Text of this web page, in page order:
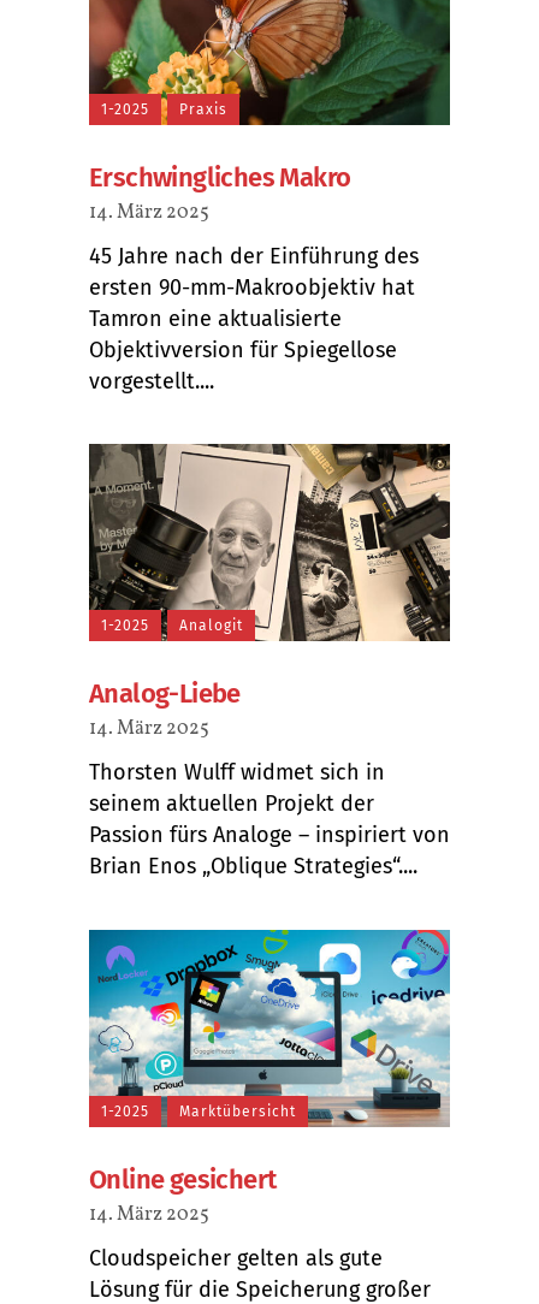
1-2025 Praxis
Erschwingliches Makro
14. März 2025
45 Jahre nach der Einführung des
ersten 90-mm-Makroobjektiv hat
Tamron eine aktualisierte
Objektivversion für Spiegellose
vorgestellt....
1-2025 Analogit
Analog-Liebe
14. März 2025
Thorsten Wulff widmet sich in
seinem aktuellen Projekt der
Passion fürs Analoge – inspiriert von
Brian Enos „Oblique Strategies“....
1-2025 Marktübersicht
Online gesichert
14. März 2025
Cloudspeicher gelten als gute
Lösung für die Speicherung großer